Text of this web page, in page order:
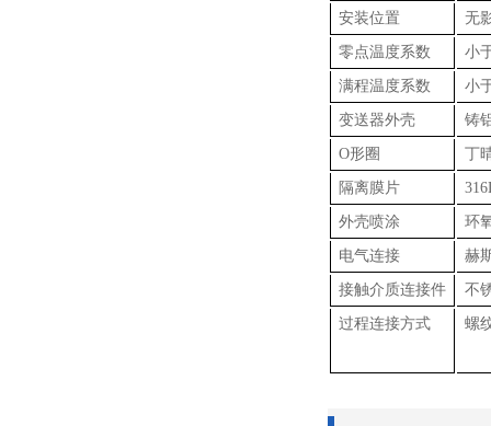
安装位置 无
零点温度系数 小
满程温度系数 小
变送器外壳 铸
O形圈 丁
隔离膜片
外壳喷涂 环
电气连接 赫
接触介质连接件 不
过程连接方式 螺